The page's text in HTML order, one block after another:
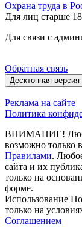
Охрана труда в
Для лиц старше 18
Для связи с
Обратная связь
Десктопная версия
Реклама на сайте
Политика
ВНИМАНИЕ! Любое
возможно только
Правилами.
сайта и их
только на
форме.
Использование
только на
Соглашением